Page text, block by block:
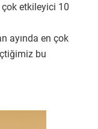
çok etkileyici 10
ayında en çok
bu